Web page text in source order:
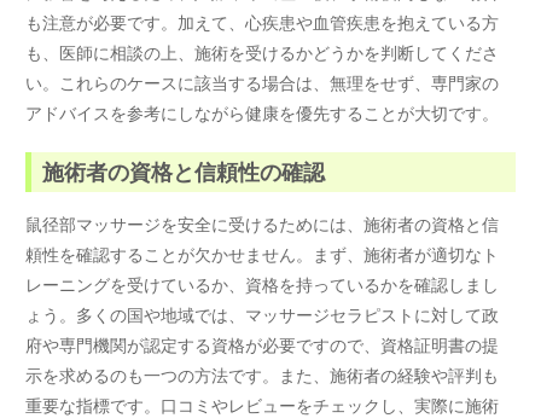
も注意が必要です。加えて、心疾患や血管疾患を抱えている方
も、医師に相談の上、施術を受けるかどうかを判断してくださ
い。これらのケースに該当する場合は、無理をせず、専門家の
アドバイスを参考にしながら健康を優先することが大切です。
施術者の資格と信頼性の確認
鼠径部マッサージを安全に受けるためには、施術者の資格と信
頼性を確認することが欠かせません。まず、施術者が適切なト
レーニングを受けているか、資格を持っているかを確認しまし
ょう。多くの国や地域では、マッサージセラピストに対して政
府や専門機関が認定する資格が必要ですので、資格証明書の提
示を求めるのも一つの方法です。また、施術者の経験や評判も
重要な指標です。口コミやレビューをチェックし、実際に施術